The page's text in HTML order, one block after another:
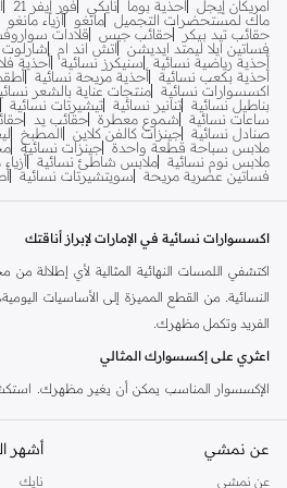
أمريكان إيجل أحذية بوما نايكي فور إيفر 21
ماك لمستحضرات التجميل مانغو أزياء مانغو
حقائب تيد بيكر
حقائب جيس
قلادات
فساتين ايلا ليمتد ايديشن
اتش اند ام شارلوت
أحذية رياضية نسائية
سنيكرز نسائية أحذية
أحذية بكعب نسائية أحذية مريحة نسائية
اكسسوارات نسائية منتجات عناية بالشعر
بناطيل نسائية تنانير نسائية تيشيرتات نسائية
ساعات نسائية
شموع معطرة حقائب يد
صنادل نسائية جينزات كالفن كلاين المطبخ
ملابس سباحة قطعة واحدة جينزات نسائية
ملابس نوم نسائية ملابس شاطئ نسائية
فساتين عصرية مريحة
سويتشيرتات نسائية
اكسسوارات نسائية في الإمارات لإبراز أناقتك
اكتشفي اللمسات النهائية المثالية لأي إطلالة
النسائية. من القطع المميزة إلى الأساسيات
الفريد وتكمل مظهرك.
اعثري على إكسسوارك المثالي
الإكسسوار المناسب يمكن أن يغير مظهرك.
الحقائب
احملي مستلزماتك بأناقة. اختاري من بين
عن نمشي
عن نمشي
أشهر
نايك